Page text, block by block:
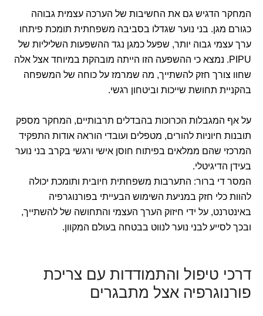
המחקר הדגיש גם את החשיבות של הערכה עצמית גבוהה
כגורם מגן. בני נוער שגדלו בסביבה משפחתית תומכת פיתחו
ערך עצמי גבוה יותר, שפעל כמגן נגד ההשפעות השליליות של
PIPU. נמצא כי ההשפעה הזו הייתה מובהקת במיוחד אצל אלה
שחוו צורך חזק להשתייך, מה שמרמז על כוחה של המשפחה
בהקניית תחושת שייכות וביטחון רגשי.
על אף המגבלות הכרוכות בהבדלים תרבותיים, המחקר מספק
תובנות חיוניות להורים, מטפלים ועובדי הוראה אודות התפקיד
המרכזי שהם ממלאים בפיתוח חוסן אישי ורגשי בקרב בני נוער
בעידן הדיגיטלי.
המסר די ברור: התערבות משפחתית חיובית ותומכת יכולה
להוות כלי חזק במניעת השימוש הבעייתי בפורנוגרפיה
באינטרנט, על ידי חיזוק הערך העצמי והתחושה של להשתייך,
ובכך לסייע לבני נוער לנווט בבטחה בעולם המקוון.
דרכי טיפול והתמודדות עם צריכת
פורנוגרפיה אצל מתבגרים